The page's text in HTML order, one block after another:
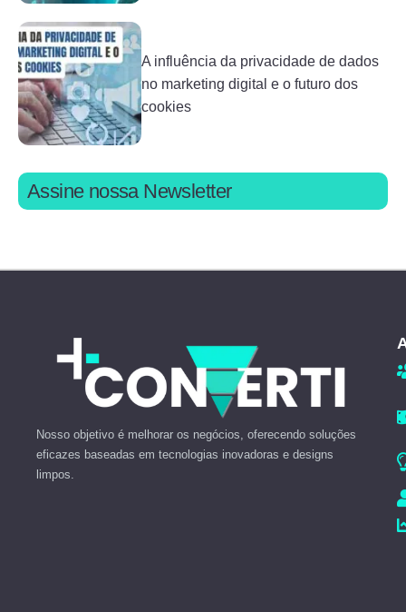
A influência da privacidade de dados
no marketing digital e o futuro dos
cookies
Assine nossa Newsletter
Nosso objetivo é melhorar os negócios, oferecendo soluções
eficazes baseadas em tecnologias inovadoras e designs
limpos.